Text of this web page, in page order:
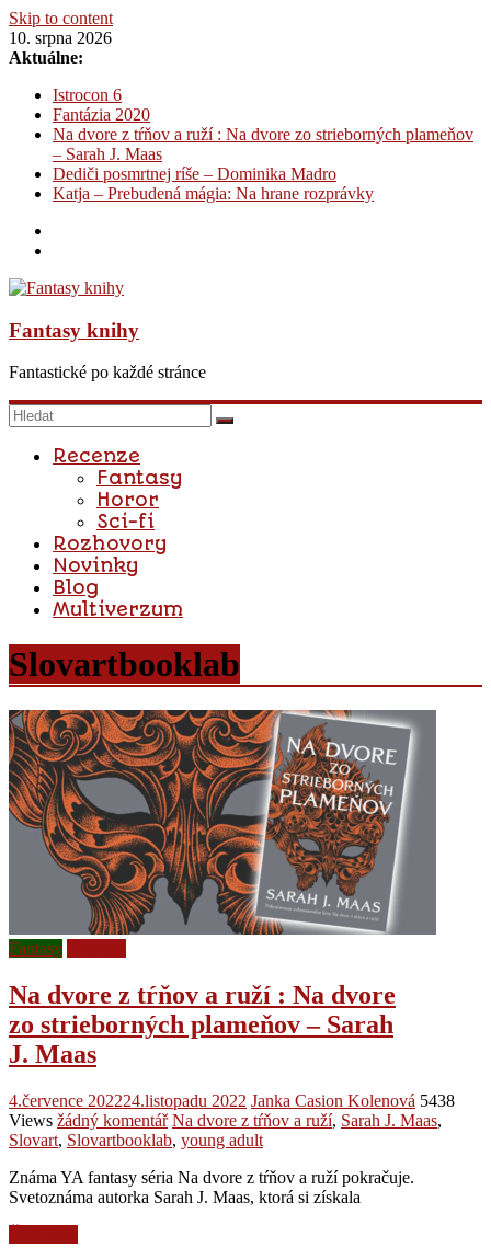
Skip to content
10. srpna 2026
Aktuálne:
Istrocon 6
Fantázia 2020
Na dvore z tŕňov a ruží : Na dvore zo strieborných plameňov
– Sarah J. Maas
Dediči posmrtnej ríše – Dominika Madro
Katja – Prebudená mágia: Na hrane rozprávky
Fantasy knihy
Fantastické po každé stránce
Recenze
Fantasy
Horor
Sci-fi
Rozhovory
Novinky
Blog
Multiverzum
Slovartbooklab
Fantasy
Na dvore z tŕňov a ruží : Na dvore
zo strieborných plameňov – Sarah
J. Maas
4.července 202224.listopadu 2022 Janka Casion Kolenová 5438
Views žádný komentář Na dvore z tŕňov a ruží, Sarah J. Maas,
Slovart, Slovartbooklab, young adult
Známa YA fantasy séria Na dvore z tŕňov a ruží pokračuje.
Svetoznáma autorka Sarah J. Maas, ktorá si získala